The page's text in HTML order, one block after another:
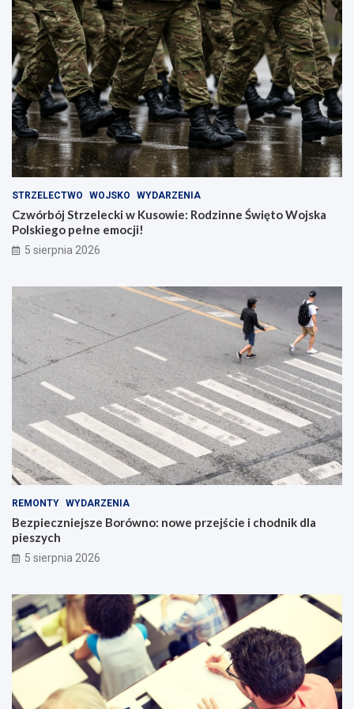
STRZELECTWO WOJSKO WYDARZENIA
Czwórbój Strzelecki w Kusowie: Rodzinne Święto Wojska
Polskiego pełne emocji!
5 sierpnia 2026
REMONTY WYDARZENIA
Bezpieczniejsze Borówno: nowe przejście i chodnik dla
pieszych
5 sierpnia 2026